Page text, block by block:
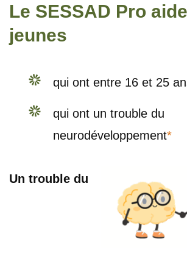
Le SESSAD Pro
jeunes
qui ont entre 16 et 25
qui ont un trouble du
neurodéveloppement*
Un trouble du